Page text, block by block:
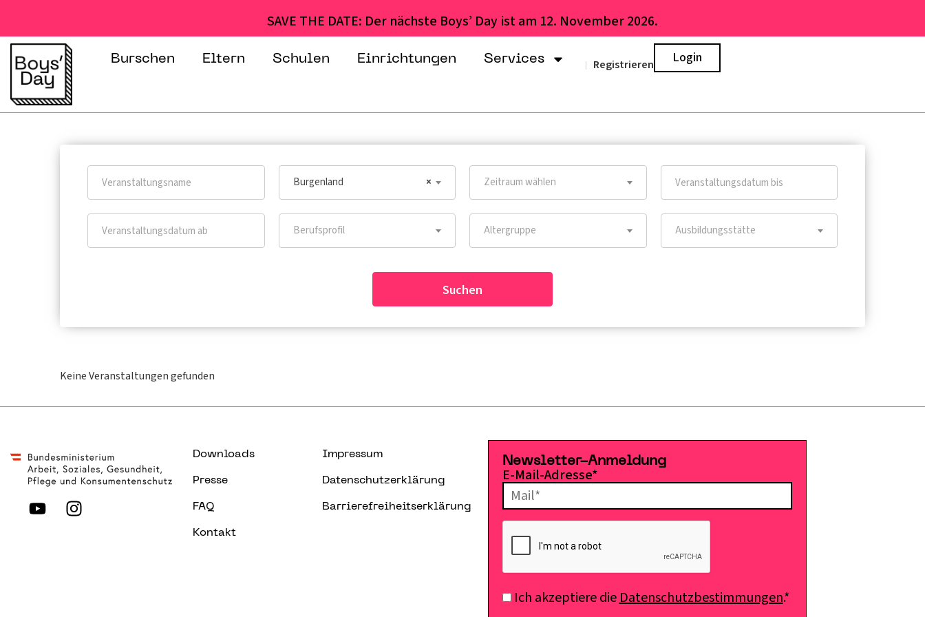
SAVE THE DATE: Der nächste Boys’ Day ist am 12. November 2026.
Burschen Eltern Schulen Einrichtungen Services | Registrieren Login
×
Burgenland Zeitraum wählen
Berufsprofil Altergruppe Ausbildungsstätte
Keine Veranstaltungen gefunden
Downloads
Presse
FAQ
Kontakt
Impressum
Datenschutzerklärung
Barrierefreiheitserklärung
Newsletter-Anmeldung
E-Mail-Adresse*
Ich akzeptiere dieDatenschutzbestimmungen.*